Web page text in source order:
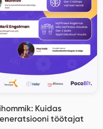
Kuidas
töötajat